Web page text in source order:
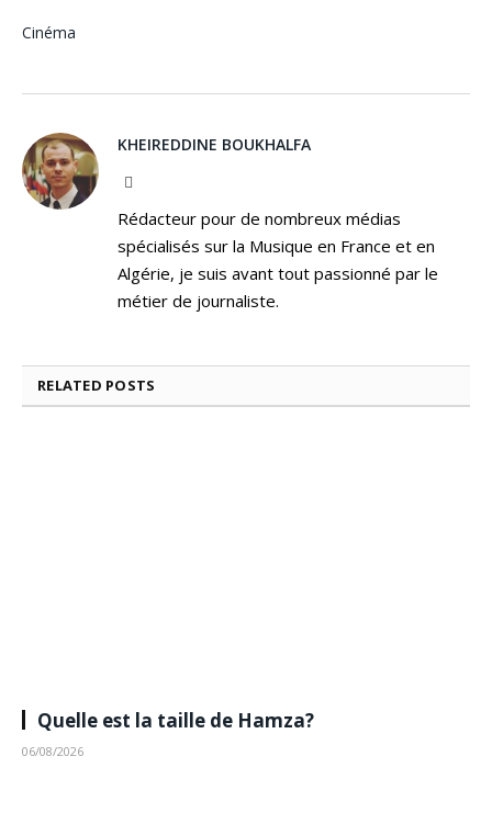
Cinéma
KHEIREDDINE BOUKHALFA
Rédacteur pour de nombreux médias
spécialisés sur la Musique en France et en
Algérie, je suis avant tout passionné par le
métier de journaliste.
RELATED POSTS
Quelle est la taille de Hamza?
06/08/2026